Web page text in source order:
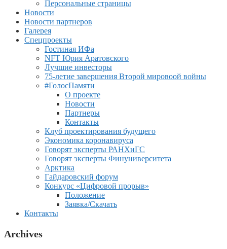
Персональные страницы
Новости
Новости партнеров
Галерея
Спецпроекты
Гостиная ИФа
NFT Юрия Аратовского
Лучшие инвесторы
75-летие завершения Второй мировоой войны
#ГолосПамяти
О проекте
Новости
Партнеры
Контакты
Клуб проектирования будущего
Экономика коронавируса
Говорят эксперты РАНХиГС
Говорят эксперты Финуниверситета
Арктика
Гайдаровский форум
Конкурс «Цифровой прорыв»
Положение
Заявка/Скачать
Контакты
Archives